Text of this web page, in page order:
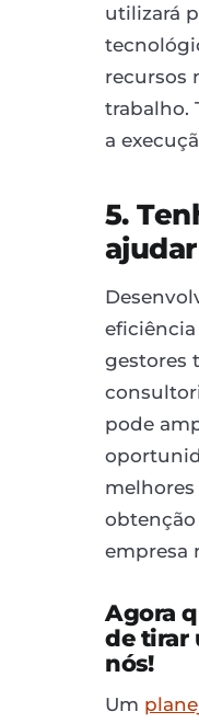
utilizará
recursos
trabalho.
a
5.
ajudar
gestores
pode
obtenção
empresa
Agora
de tirar
nós!
Um